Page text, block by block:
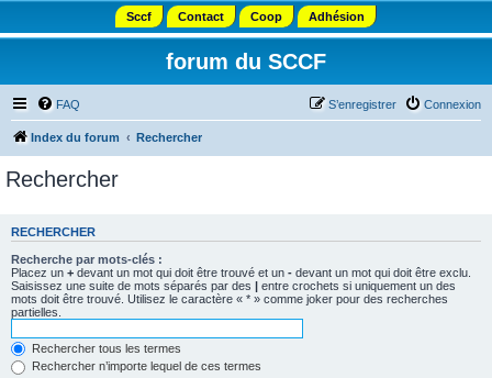
Sccf Contact Coop Adhésion
forum du SCCF
FAQ Connexion
S’enregistrer
Index du forum Rechercher
Rechercher
RECHERCHER
Recherche par mots-clés :
Placez un + devant un mot qui doit être trouvé et un - devant un mot qui doit être exclu.
Saisissez une suite de mots séparés par des | entre crochets si uniquement un des
mots doit être trouvé. Utilisez le caractère « * » comme joker pour des recherches
partielles.
Rechercher tous les termes
Rechercher n’importe lequel de ces termes